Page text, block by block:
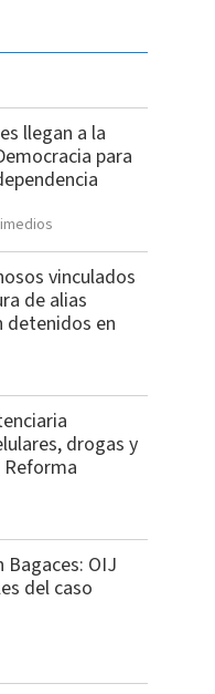
llegan a la
para
vinculados
de alias
detenidos en
drogas y
Reforma
Bagaces: OIJ
del caso